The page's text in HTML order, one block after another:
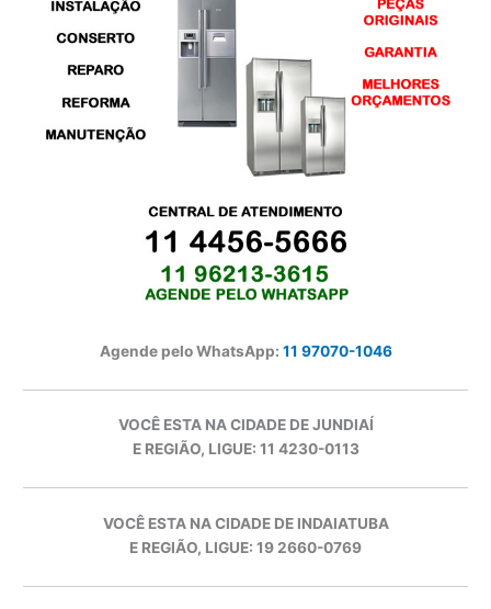
Agende pelo WhatsApp: 11 97070-1046
VOCÊ ESTA NA CIDADE DE JUNDIAÍ
E REGIÃO, LIGUE: 11 4230-0113
VOCÊ ESTA NA CIDADE DE INDAIATUBA
E REGIÃO, LIGUE: 19 2660-0769